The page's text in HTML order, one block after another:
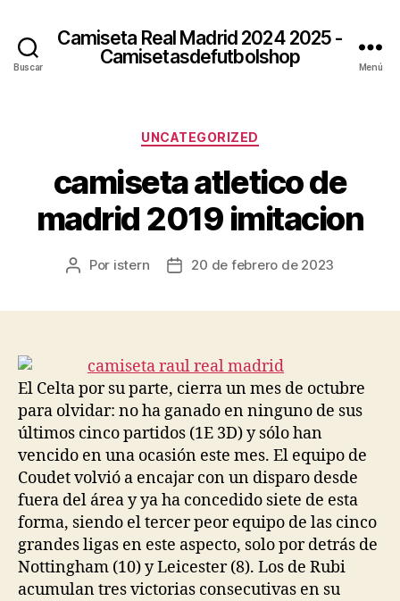
Buscar
Camiseta Real Madrid 2024 2025 -
Camisetasdefutbolshop
Menú
Categorías
UNCATEGORIZED
camiseta atletico de
madrid 2019 imitacion
Autor
Por istern
Fecha20 de febrero de 2023
El Celta por su parte, cierra un mes de octubre
para olvidar: no ha ganado en ninguno de sus
últimos cinco partidos (1E 3D) y sólo han
vencido en una ocasión este mes. El equipo de
Coudet volvió a encajar con un disparo desde
fuera del área y ya ha concedido siete de esta
forma, siendo el tercer peor equipo de las cinco
grandes ligas en este aspecto, solo por detrás de
Nottingham (10) y Leicester (8). Los de Rubi
acumulan tres victorias consecutivas en su